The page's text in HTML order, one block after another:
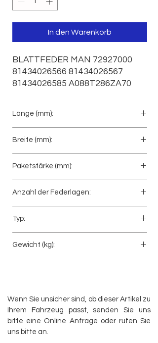
In den Warenkorb
BLATTFEDER MAN 72927000
81434026566 81434026567
81434026585 A088T286ZA70
Länge (mm):
Breite (mm):
Paketstärke (mm):
Anzahl der Federlagen:
Typ:
Gewicht (kg):
Wenn Sie unsicher sind, ob dieser Artikel zu
Ihrem Fahrzeug passt, senden Sie uns
bitte eine Online Anfrage oder rufen Sie
uns bitte an.